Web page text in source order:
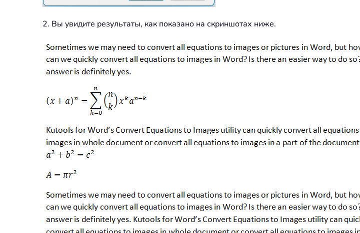
2. Вы увидите результаты, как показано на скриншотах ниже.